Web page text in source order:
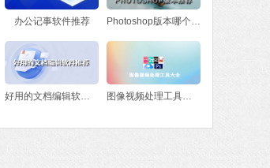
办公记事软件推荐 Photoshop版本哪个好？Photoshop版本推荐
好用的文档编辑软件推荐 图像视频处理工具大全